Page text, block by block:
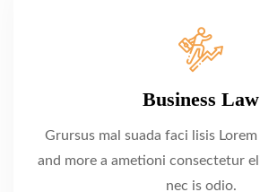
Business Law
Grursus mal suada faci lisis
and more a ametioni consectetur
nec is odio.